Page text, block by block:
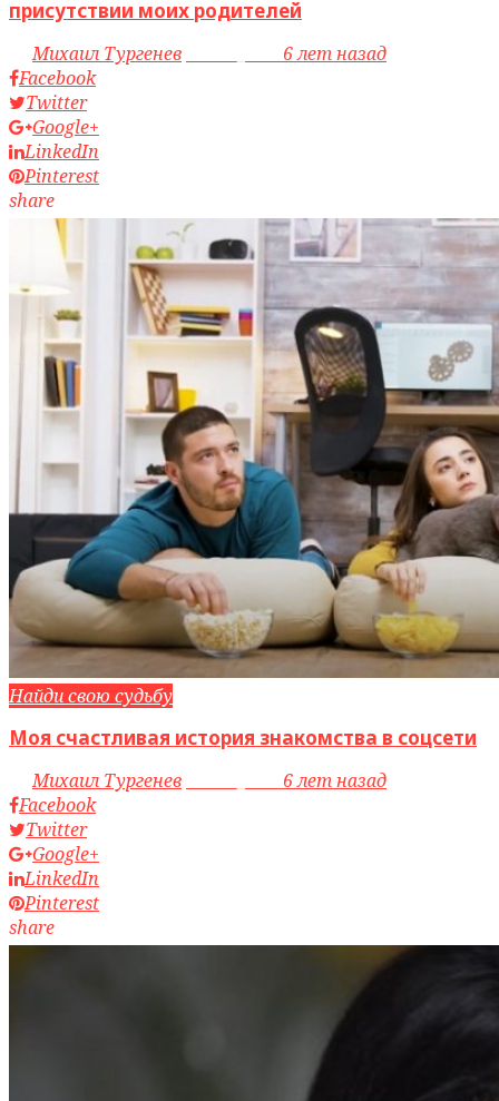
присутствии моих родителей
byМихаил Тургенев
6 лет назад
Facebook
Twitter
Google+
LinkedIn
Pinterest
share
Найди свою судьбу
Моя счастливая история знакомства в соцсети
byМихаил Тургенев
6 лет назад
Facebook
Twitter
Google+
LinkedIn
Pinterest
share